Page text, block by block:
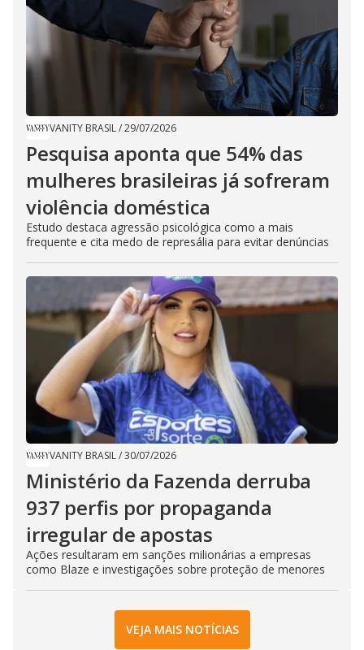
VANITY BRASIL/29/07/2026
Pesquisa aponta que 54% das
mulheres brasileiras já sofreram
violência doméstica
Estudo destaca agressão psicológica como a mais
frequente e cita medo de represália para evitar denúncias
VANITY BRASIL/30/07/2026
Ministério da Fazenda derruba
937 perfis por propaganda
irregular de apostas
Ações resultaram em sanções milionárias a empresas
como Blaze e investigações sobre proteção de menores
VEJA MAIS NOTÍCIAS